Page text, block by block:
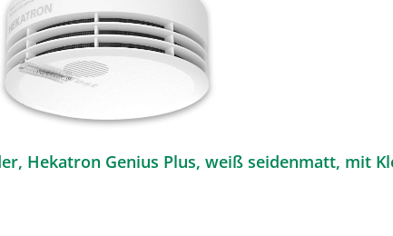
Hekatron Genius Plus, weiß seidenmatt, mit